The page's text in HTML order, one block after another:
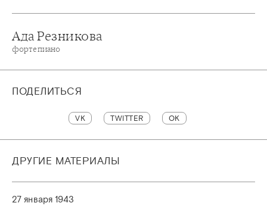
Ада Резникова
фортепиано
ПОДЕЛИТЬСЯ
VK TWITTER OK
ДРУГИЕ МАТЕРИАЛЫ
27 января 1943